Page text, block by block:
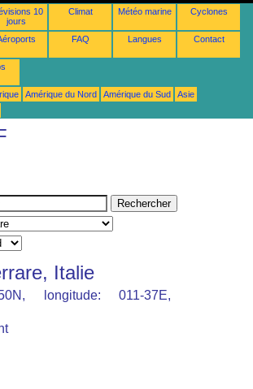
10
jours
Climat Météo marine Cyclones
FAQ Langues Contact
Amérique du Nord Amérique du Sud
Asie
Italie
longitude: 011-37E,